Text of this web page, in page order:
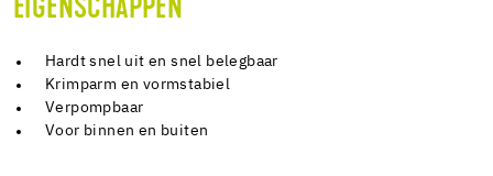
EIGENSCHAPPEN
Hardt snel uit en snel belegbaar
Krimparm en vormstabiel
Verpompbaar
Voor binnen en buiten